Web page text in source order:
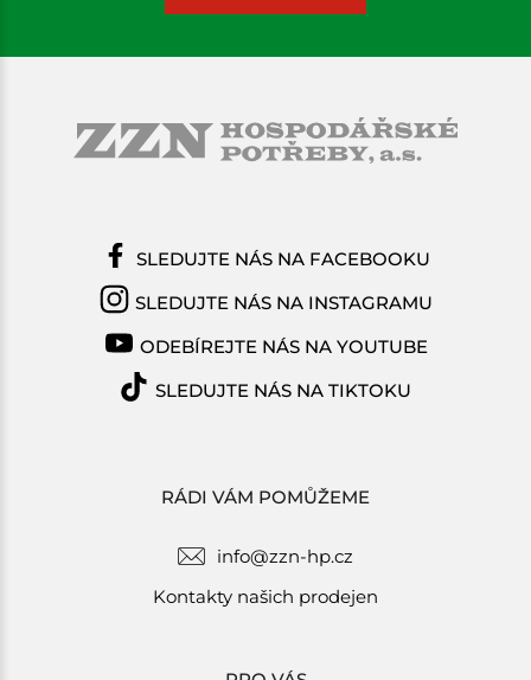
RÁDI VÁM POMŮŽEME
info@zzn-hp.cz
Kontakty našich prodejen
SLEDUJTE NÁS NA FACEBOOKU
SLEDUJTE NÁS NA INSTAGRAMU
ODEBÍREJTE NÁS NA YOUTUBE
SLEDUJTE NÁS NA TIKTOKU